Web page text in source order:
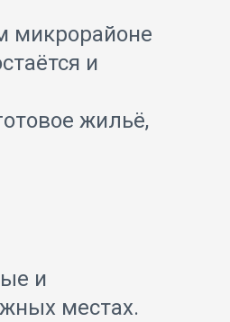
микрорайоне
и
жильё,
и
местах.